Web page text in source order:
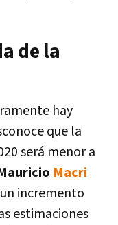
de la
hay
que la
será menor a
Macri
incremento
estimaciones